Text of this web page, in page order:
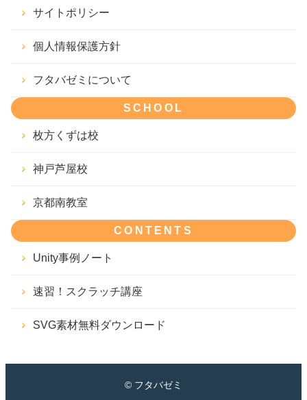
サイトポリシー
個人情報保護方針
フタバゼミについて
SCHOOL
枚方くずは校
神戸芦屋校
京都南教室
CONTENTS
Unity事例ノート
速習！スクラッチ講座
SVG素材無料ダウンロード
© フタバゼミ